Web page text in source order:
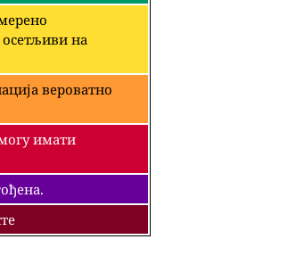
осетљиви на
вероватно
имати